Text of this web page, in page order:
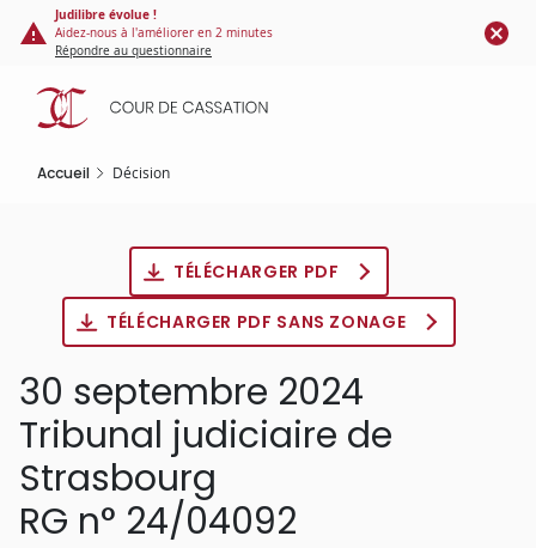
Panneau de gestion des cookies
contenu
principal
Judilibre évolue !
Aidez-nous à l'améliorer en 2 minutes
Répondre au questionnaire
Accueil Décision
TÉLÉCHARGER PDF
TÉLÉCHARGER PDF SANS ZONAGE
30 septembre 2024
Tribunal judiciaire de
Strasbourg
RG n° 24/04092